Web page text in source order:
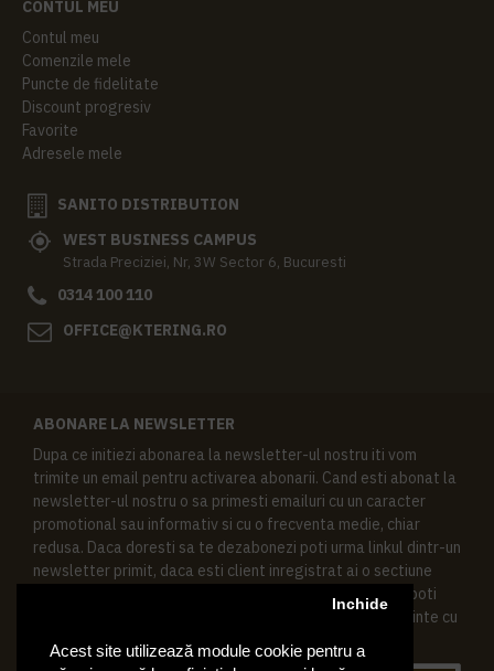
Acest site utilizează module cookie pentru a
Inchide
CONTUL MEU
Contul meu
Comenzile mele
Puncte de fidelitate
Discount progresiv
Favorite
Adresele mele
SANITO DISTRIBUTION
WEST BUSINESS CAMPUS
Strada Preciziei, Nr, 3W Sector 6, Bucuresti
0314 100 110
OFFICE@KTERING.RO
ABONARE LA NEWSLETTER
Dupa ce initiezi abonarea la newsletter-ul nostru iti vom
trimite un email pentru activarea abonarii. Cand esti abonat la
newsletter-ul nostru o sa primesti emailuri cu un caracter
promotional sau informativ si cu o frecventa medie, chiar
redusa. Daca doresti sa te dezabonezi poti urma linkul dintr-un
newsletter primit, daca esti client inregistrat ai o sectiune
speciala in contul tau in acest scop, si de asemenea ne poti
contacta oricand pe email pentru orice intrebari sau cerinte cu